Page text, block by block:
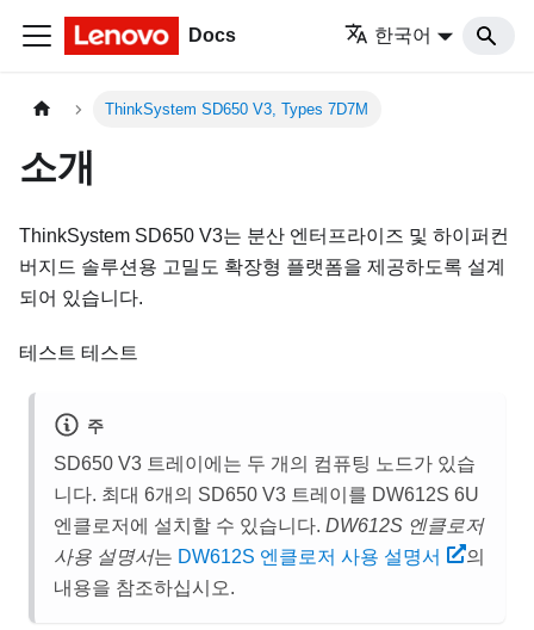
Docs 한국어
ThinkSystem SD650 V3, Types 7D7M
소개
ThinkSystem SD650 V3는 분산 엔터프라이즈 및 하이퍼컨
버지드 솔루션용 고밀도 확장형 플랫폼을 제공하도록 설계
되어 있습니다.
테스트 테스트
주
SD650 V3 트레이에는 두 개의 컴퓨팅 노드가 있습
니다. 최대 6개의 SD650 V3 트레이를 DW612S 6U
엔클로저에 설치할 수 있습니다. DW612S 엔클로저
사용 설명서는 DW612S 엔클로저 사용 설명서
의
내용을 참조하십시오.